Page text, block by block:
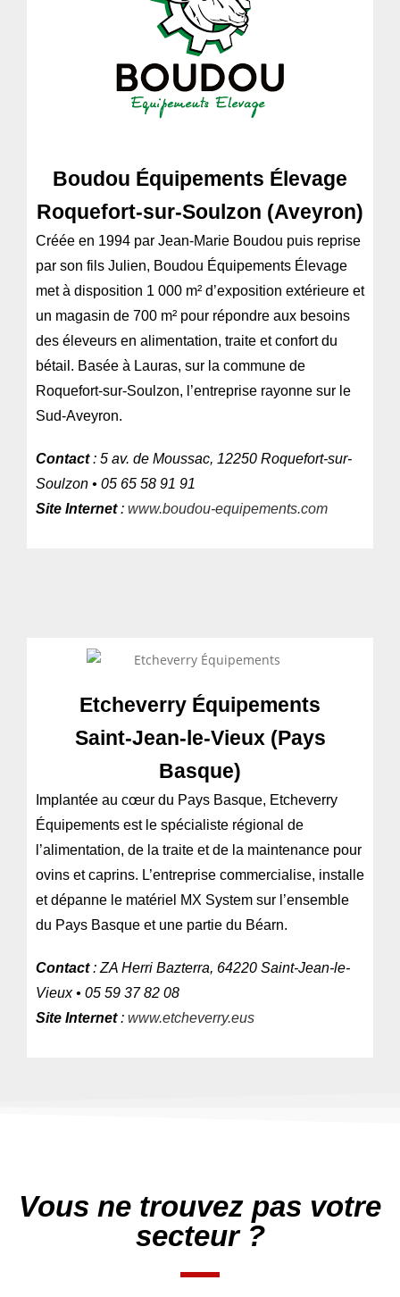
Boudou Équipements Élevage
Roquefort-sur-Soulzon (Aveyron)
Créée en 1994 par Jean-Marie Boudou puis reprise
par son fils Julien, Boudou Équipements Élevage
met à disposition 1 000 m² d’exposition extérieure et
un magasin de 700 m² pour répondre aux besoins
des éleveurs en alimentation, traite et confort du
bétail. Basée à Lauras, sur la commune de
Roquefort-sur-Soulzon, l’entreprise rayonne sur le
Sud-Aveyron.
Contact: 5 av. de Moussac, 12250 Roquefort-sur-
Soulzon • 05 65 58 91 91
Site Internet: www.boudou-equipements.com
Etcheverry Équipements
Saint-Jean-le-Vieux (Pays
Basque)
Implantée au cœur du Pays Basque, Etcheverry
Équipements est le spécialiste régional de
l’alimentation, de la traite et de la maintenance pour
ovins et caprins. L’entreprise commercialise, installe
et dépanne le matériel MX System sur l’ensemble
du Pays Basque et une partie du Béarn.
Contact: ZA Herri Bazterra, 64220 Saint-Jean-le-
Vieux • 05 59 37 82 08
Site Internet: www.etcheverry.eus
Vous ne trouvez pas votre
secteur ?